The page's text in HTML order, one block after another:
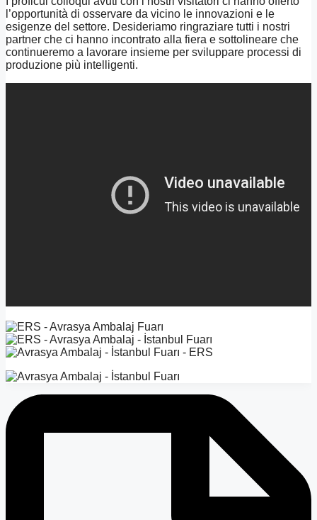
l’opportunità di osservare da vicino le innovazioni e le
esigenze del settore. Desideriamo ringraziare tutti i nostri
partner che ci hanno incontrato alla fiera e sottolineare che
continueremo a lavorare insieme per sviluppare processi di
produzione più intelligenti.